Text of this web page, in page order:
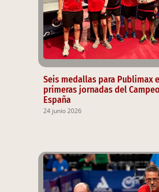
Seis medallas para Publimax
primeras jornadas del
España
24 junio 2026